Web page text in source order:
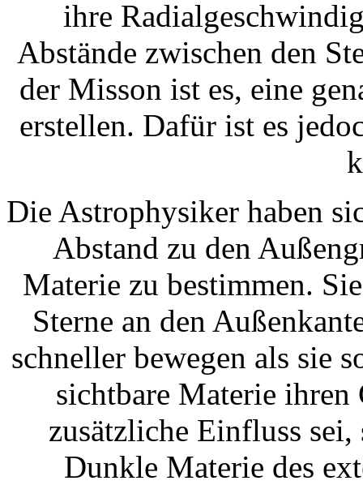
ihre
Abstände zwischen den
der Misson ist es, eine
erstellen. Dafür ist es
Die Astrophysiker haben
Abstand zu den
Materie zu bestimmen.
Sterne an den
schneller bewegen als sie
sichtbare Materie
zusätzliche Einfluss
Dunkle Materie des